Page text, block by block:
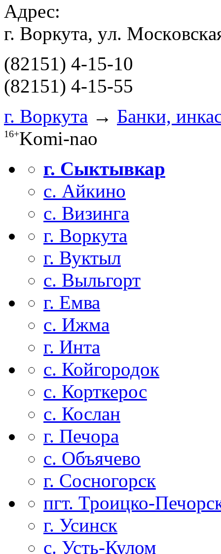
Адрес:
г. Воркута, yл.
(82151) 4-15-10
(82151) 4-15-55
г. Воркута → Банки,
16+Komi-nao
г. Сыктывкар
с. Айкино
с. Визинга
г. Воркута
г. Вуктыл
с. Выльгорт
г. Емва
с. Ижма
г. Инта
с. Койгородок
с. Корткерос
с. Кослан
г. Печора
с. Объячево
г. Сосногорск
пгт. Троицко-
г. Усинск
с. Усть-Кулом